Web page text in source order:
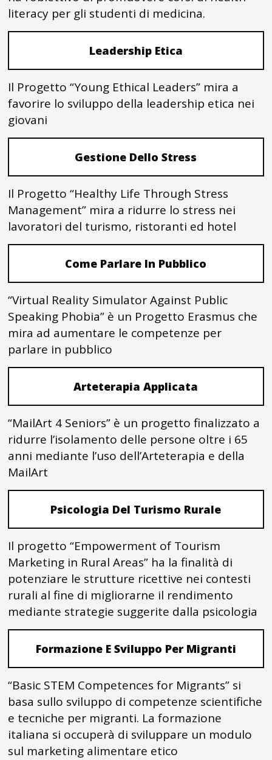
literacy per gli studenti di medicina.
Leadership Etica
Il Progetto “Young Ethical Leaders” mira a
favorire lo sviluppo della leadership etica nei
giovani
Gestione Dello Stress
Il Progetto “Healthy Life Through Stress
Management” mira a ridurre lo stress nei
lavoratori del turismo, ristoranti ed hotel
Come Parlare In Pubblico
“Virtual Reality Simulator Against Public
Speaking Phobia” è un Progetto Erasmus che
mira ad aumentare le competenze per
parlare in pubblico
Arteterapia Applicata
“MailArt 4 Seniors” è un progetto finalizzato a
ridurre l’isolamento delle persone oltre i 65
anni mediante l’uso dell’Arteterapia e della
MailArt
Psicologia Del Turismo Rurale
Il progetto “Empowerment of Tourism
Marketing in Rural Areas” ha la finalità di
potenziare le strutture ricettive nei contesti
rurali al fine di migliorarne il rendimento
mediante strategie suggerite dalla psicologia
Formazione E Sviluppo Per Migranti
“Basic STEM Competences for Migrants” si
basa sullo sviluppo di competenze scientifiche
e tecniche per migranti. La formazione
italiana si occuperà di sviluppare un modulo
sul marketing alimentare etico